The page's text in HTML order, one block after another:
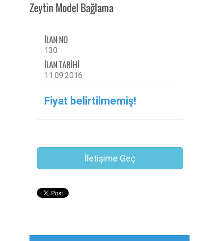
Zeytin Model Bağlama
İLAN NO
130
İLAN TARİHİ
11.09.2016
Fiyat belirtilmemiş!
İletişime Geç